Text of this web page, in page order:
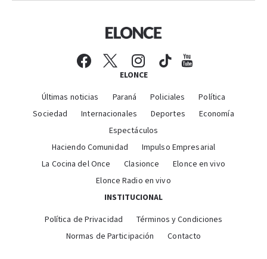
ELONCE
Últimas noticias Paraná Policiales
Política
Sociedad
Internacionales Deportes
Economía
Espectáculos
Haciendo Comunidad
Impulso Empresarial
La Cocina del Once
Clasionce
Elonce en vivo
Elonce Radio en vivo
INSTITUCIONAL
Política de Privacidad
Términos y Condiciones
Normas de Participación
Contacto